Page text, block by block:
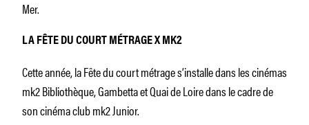
Mer.
LA FÊTE DU COURT MÉTRAGE X MK2
Cette année, la Fête du court métrage s’installe dans les cinémas
mk2 Bibliothèque, Gambetta et Quai de Loire dans le cadre de
son cinéma club mk2 Junior.